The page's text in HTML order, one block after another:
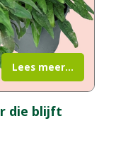
die blijft
Lees meer...